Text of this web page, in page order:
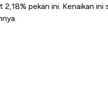
pekan ini. Kenaikan